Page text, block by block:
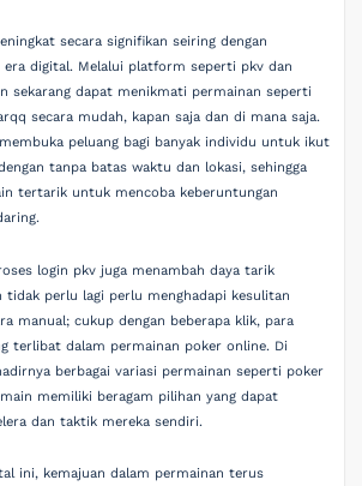
secara signifikan seiring dengan
era digital. Melalui platform seperti pkv dan
sekarang dapat menikmati permainan seperti
secara mudah, kapan saja dan di mana saja.
peluang bagi banyak individu untuk ikut
tanpa batas waktu dan lokasi, sehingga
tertarik untuk mencoba keberuntungan
login pkv juga menambah daya tarik
tidak perlu lagi perlu menghadapi kesulitan
manual; cukup dengan beberapa klik, para
terlibat dalam permainan poker online. Di
berbagai variasi permainan seperti poker
memiliki beragam pilihan yang dapat
dan taktik mereka sendiri.
ini, kemajuan dalam permainan terus